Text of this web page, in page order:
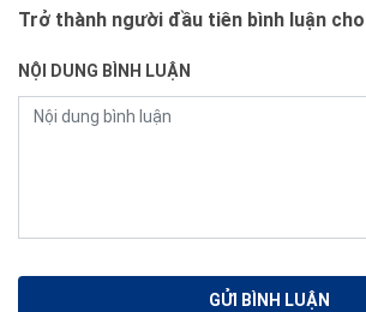
Trở thành người đầu tiên bình luận
NỘI DUNG BÌNH LUẬN